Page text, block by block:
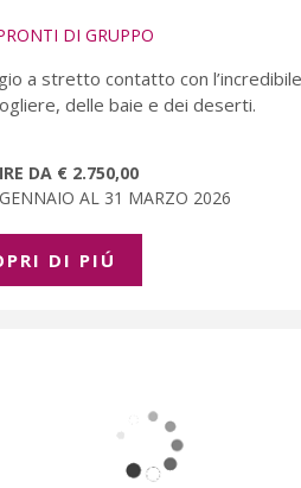
DI GRUPPO
a stretto contatto con
delle baie e dei deserti.
DA € 2.750,00
AL 31 MARZO 2026
DI PIÚ